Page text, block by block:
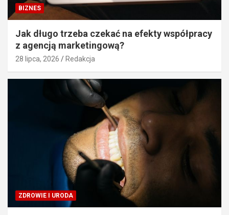
BIZNES
Jak długo trzeba czekać na efekty współpracy
z agencją marketingową?
28 lipca, 2026 Redakcja
ZDROWIE I URODA